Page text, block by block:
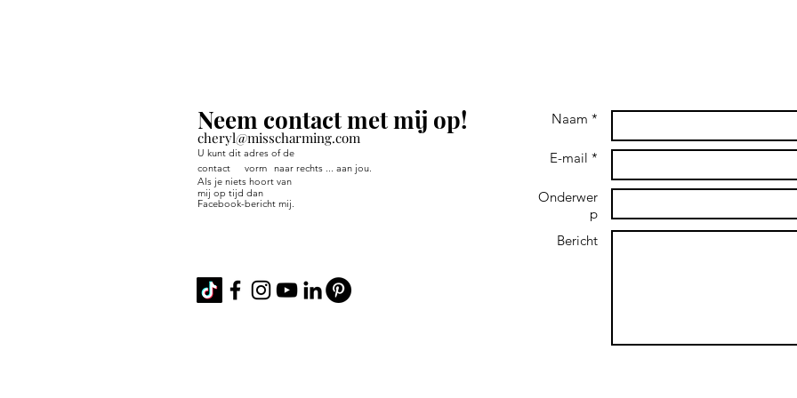
Neem contact met mij op!
cheryl@misscharming.com
U kunt dit adres of de
contact
vorm naar rechts ... aan jou.
Als je niets hoort van
mij op tijd dan
Facebook-bericht mij.
Naam *
E-mail *
Onderwer
p
Bericht